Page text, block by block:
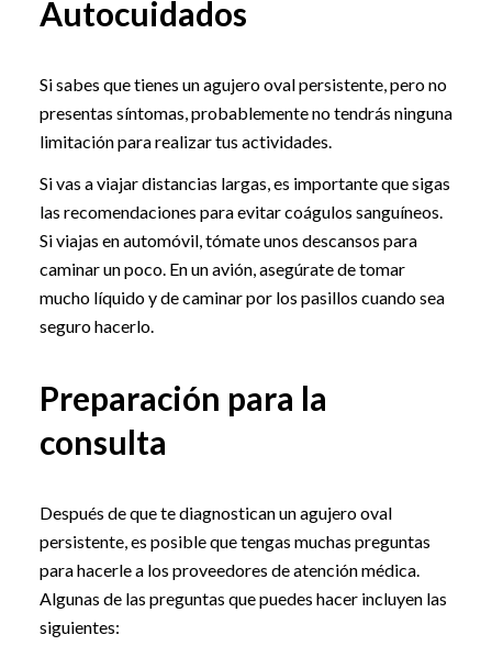
Autocuidados
Si sabes que tienes un agujero oval persistente, pero no
presentas síntomas, probablemente no tendrás ninguna
limitación para realizar tus actividades.
Si vas a viajar distancias largas, es importante que sigas
las recomendaciones para evitar coágulos sanguíneos.
Si viajas en automóvil, tómate unos descansos para
caminar un poco. En un avión, asegúrate de tomar
mucho líquido y de caminar por los pasillos cuando sea
seguro hacerlo.
Preparación para la
consulta
Después de que te diagnostican un agujero oval
persistente, es posible que tengas muchas preguntas
para hacerle a los proveedores de atención médica.
Algunas de las preguntas que puedes hacer incluyen las
siguientes: